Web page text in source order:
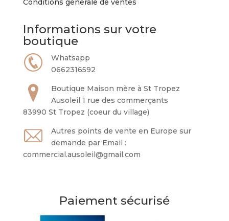
Conditions générale de ventes
Informations sur votre
boutique
Whatsapp
0662316592
Boutique Maison mère à St Tropez
Ausoleil 1 rue des commerçants
83990 St Tropez (coeur du village)
Autres points de vente en Europe sur
demande par Email :
commercial.ausoleil@gmail.com
Paiement sécurisé